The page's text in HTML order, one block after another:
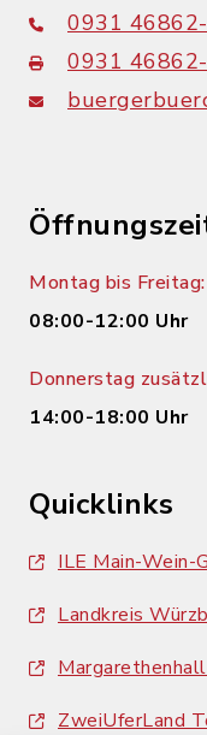
0931
0931
Montag bis Freitag:
08:00-12:00 Uhr
Donnerstag
14:00-18:00 Uhr
Quicklinks
ILE Main-Wein-
Landkreis
ZweiUferLand